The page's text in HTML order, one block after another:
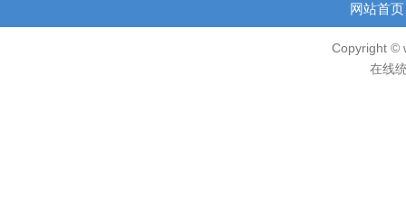
网站首页
Copyright ©
在线